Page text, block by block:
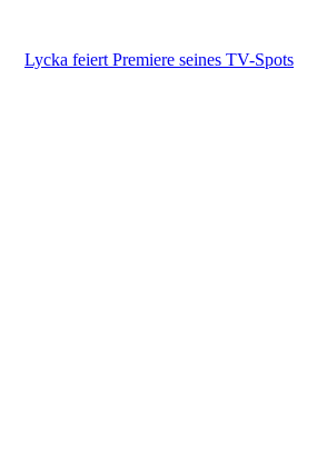
Lycka feiert Premiere seines TV-Spots